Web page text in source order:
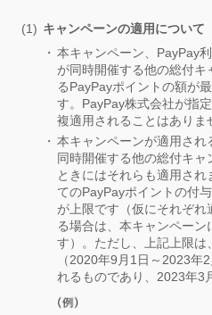
キャンペーンの適用について
本キャンペーン、PayPay
が同時開催する他の総付
るPayPayポイントの額が
す。PayPay株式会社が指
複適用されることはありま
本キャンペーンが適用さ
同時開催する他の総付キ
ときにはそれらも適用さ
てのPayPayポイントの付
が上限です（仮にそれぞれ
る場合は、本キャンペーン
す）。ただし、上記上限は
（2020年9月1日～2023年
れるものであり、2023年3